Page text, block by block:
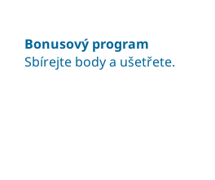
Bonusový program
Sbírejte body a ušetřete.